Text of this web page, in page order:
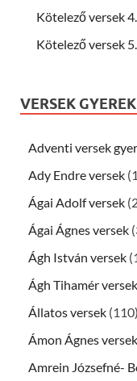
Kötelező versek
Kötelező versek
VERSEK
Adventi versek
Ady Endre versek
Ágai Adolf versek
Ágai Ágnes versek
Ágh István versek
Ágh Tihamér versek
Állatos versek (110)
Ámon Ágnes versek
Amrein Józsefné-